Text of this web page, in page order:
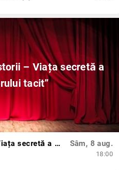
– Viața secretă a
tacit”
Lansare de carte: „Istorii – Viața secretă a inspectorului tacit” Sâm, 8 aug.
18:00